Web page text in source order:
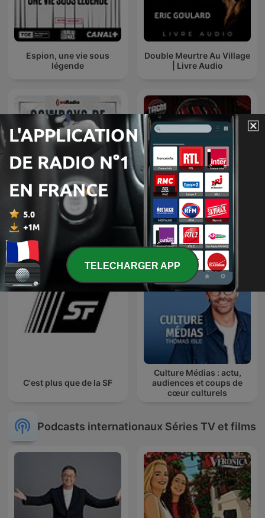
Espion, une vie sous
légende
Double Meurtre Au Village
| Livre Audio
Cowboys de Medianoche
Ang Ninuno: Pinoy Horror
Podcast
C'est plus que de la SF
Culture Médias : actu,
audiences et coups de
cœur culturels
Podcasts internationaux Séries TV et films
TELECHARGER APP